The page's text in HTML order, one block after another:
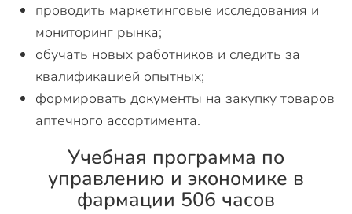
проводить маркетинговые исследования и
мониторинг рынка;
обучать новых работников и следить за
квалификацией опытных;
формировать документы на закупку товаров
аптечного ассортимента.
Учебная программа по
управлению и экономике в
фармации 506 часов